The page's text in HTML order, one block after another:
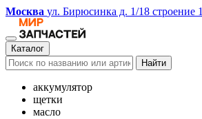
Москва ул. Бирюсинка д. 1/18 строение 1
Каталог
Найти
аккумулятор
щетки
масло